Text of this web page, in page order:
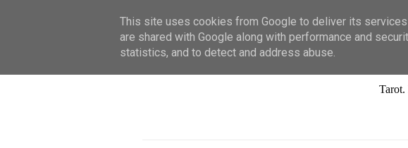
This site uses cookies from Google to deliver its
are shared with Google along with performance and
statistics, and to detect and address abuse.